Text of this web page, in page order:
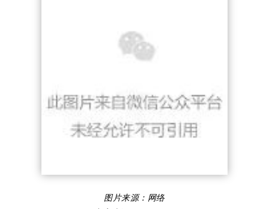
图片来源： 网络